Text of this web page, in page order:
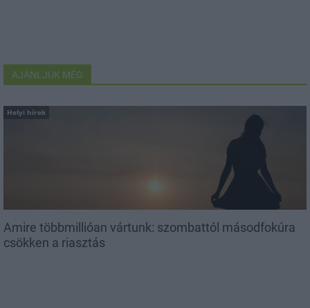
AJÁNLJUK MÉG
Helyi hírek
Amire többmillióan vártunk: szombattól másodfokúra
csökken a riasztás